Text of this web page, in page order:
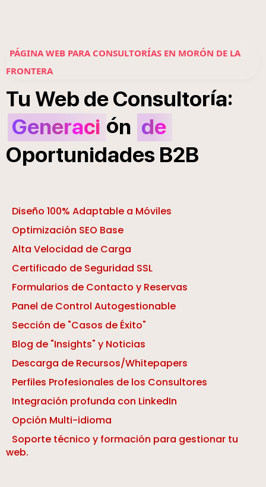
PÁGINA WEB PARA CONSULTORÍAS EN MORÓN DE LA
FRONTERA
Tu Web deConsultoría:
Generaci ón de
Oportunidades B2B
Diseño 100% Adaptable a Móviles
Optimización SEO Base
Alta Velocidad de Carga
Certificado de Seguridad SSL
Formularios de Contacto y Reservas
Panel de Control Autogestionable
Sección de "Casos de Éxito"
Blog de "Insights" y Noticias
Descarga de Recursos/Whitepapers
Perfiles Profesionales de los Consultores
Integración profunda con LinkedIn
Opción Multi-idioma
Soporte técnico y formación para gestionar tu
web.